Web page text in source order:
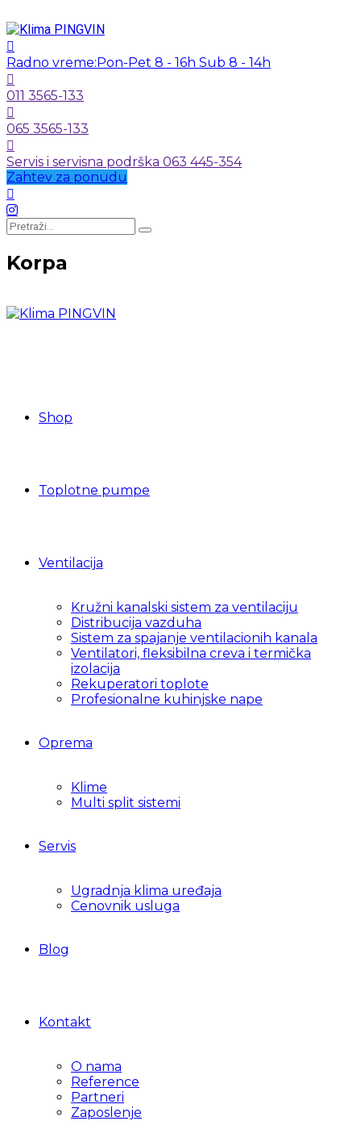
Radno vreme:Pon-Pet 8 - 16h Sub 8 - 14h
011 3565-133
065 3565-133
Servis i servisna podrška 063 445-354
Zahtev za ponudu
Korpa
Shop
Toplotne pumpe
Ventilacija
Kružni kanalski sistem za ventilaciju
Distribucija vazduha
Sistem za spajanje ventilacionih kanala
Ventilatori, fleksibilna creva i termička
izolacija
Rekuperatori toplote
Profesionalne kuhinjske nape
Oprema
Klime
Multi split sistemi
Servis
Ugradnja klima uređaja
Cenovnik usluga
Blog
Kontakt
O nama
Reference
Partneri
Zaposlenje